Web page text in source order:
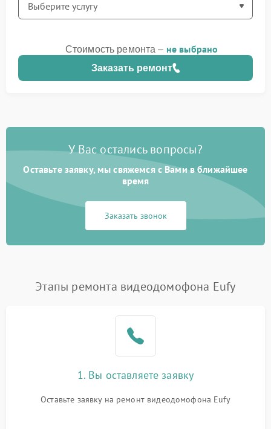
Заказать ремонт
Стоимость ремонта – не выбрано
У Вас остались вопросы?
Оставьте заявку, мы свяжемся с Вами в ближайшее
время
Заказать звонок
Этапы ремонта видеодомофона Eufy
1. Вы оставляете заявку
Оставьте заявку на ремонт видеодомофона Eufy